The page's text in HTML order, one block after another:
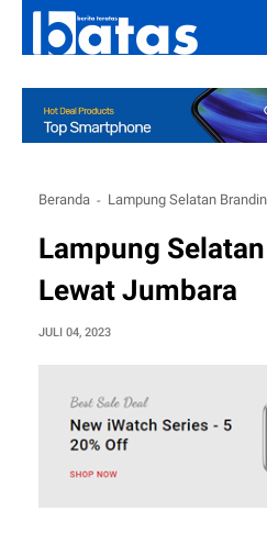
Beranda Lampung Selatan
Lampung
Lewat Jumbara
JULI 04, 2023